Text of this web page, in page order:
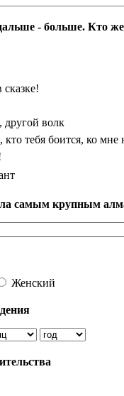
- больше. Кто
другой волк
кто тебя боится, ко мне
самым крупным
Женский